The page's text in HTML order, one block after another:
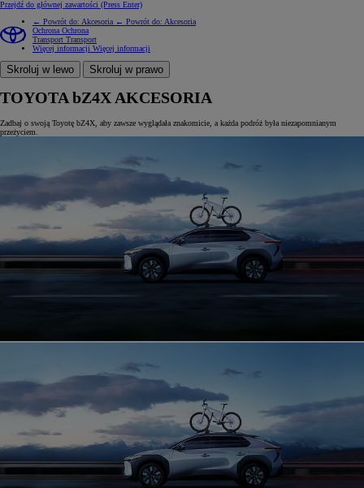
Przejdź do głównej zawartości (Press Enter)
← Powrót do: Akcesoria ← Powrót do: Akcesoria
Ochrona Ochrona
Transport Transport
Więcej informacji Więcej informacji
Skroluj w lewo Skroluj w prawo
TOYOTA bZ4X AKCESORIA
Zadbaj o swoją Toyotę bZ4X, aby zawsze wyglądała znakomicie, a każda podróż była niezapomnianym
przeżyciem.